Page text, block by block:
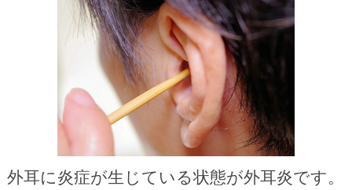
外耳に炎症が生じている状態が外耳炎です。